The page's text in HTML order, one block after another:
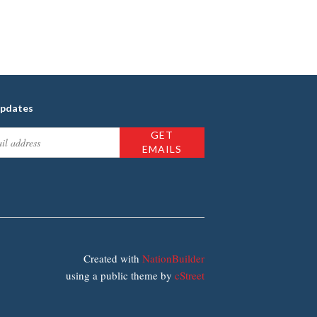
Created with NationBuilder
using a public theme by cStreet